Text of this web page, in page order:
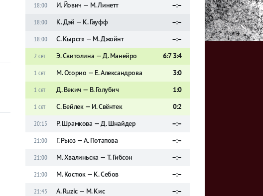
18:00 И. Йович — М. Линетт –:–
18:00 К. Дэй — К. Гауфф –:–
18:00 С. Кырстя — М. Джойнт –:–
2 сет Э. Свитолина — Д. Манейро 6:7 3:4
1 сет М. Осорио — Е. Александрова 3:0
1 сет Д. Векич — В. Голубич 1:0
1 сет С. Бейлек — И. Свёнтек 0:2
20:15 Р. Шрамкова — Д. Шнайдер –:–
21:00 Г. Рьюз — А. Потапова –:–
21:00 М. Хвалиньска — Т. Гибсон –:–
21:00 М. Костюк — К. Себов –:–
21:45 A. Ruzic — М. Кис –:–